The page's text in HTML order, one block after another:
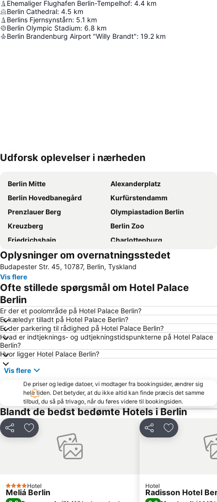
Ehemaliger Flughafen Berlin-Tempelhof: 4.4 km
Berlin Cathedral: 4.5 km
Berlins Fjernsynstårn: 5.1 km
Berlin Olympic Stadium: 6.8 km
Berlin Brandenburg Airport "Willy Brandt": 19.2 km
Udvid kort
Udforsk oplevelser i nærheden
Berlin Mitte
Alexanderplatz
Berlin Hovedbanegård
Kurfürstendamm
Prenzlauer Berg
Olympiastadion Berlin
Kreuzberg
Berlin Zoo
Friedrichshain
Charlottenburg
Brandenburger Tor
Uber Arena
Potsdamer Platz
KaDeWe
Alexanderplatz
Checkpoint Charlie
Charlottenburg-Wilmersdorf
Berlin Brandenburg lufthavn
Friedrichshain-Kreuzberg
Neukölln
Bahnhof Zoologischer Garten
Spandau
Max-Schmeling-Halle
Tiergarten
Kurfürstendamm Metro Station
Gendarmenmarkt
Wittenbergplatz
Messe Berline
Unter den Linden
Weihnachtsmarkt auf dem Alexanderplatz
Friedrichstrasse
Bahnhof Hackescher Markt
ZOB Berlin rutebilstation
Grünau
Olympia-Stadion Metro Station
Nollendorfplatz Metro Station
Huxleys Neue Welt
Wilmersdorf
Oplysninger om overnatningsstedet
Budapester Str. 45, 10787, Berlin, Tyskland
Vis flere
Ofte stillede spørgsmål om Hotel Palace
Berlin
Er der et poolområde på Hotel Palace Berlin?
Er kæledyr tilladt på Hotel Palace Berlin?
Er der parkering til rådighed på Hotel Palace Berlin?
Hvad er indtjeknings- og udtjekningstidspunkterne på Hotel Palace
Berlin?
Hvor ligger Hotel Palace Berlin?
Vis flere
De priser og ledige datoer, vi modtager fra bookingsider, ændrer sig
hele tiden. Det betyder, at du ikke altid kan finde præcis det samme
tilbud, du så på trivago, når du føres videre til bookingsiden.
Blandt de bedst bedømte Hotels i Berlin
Del Føj til favoritter
4 Stjerner
Hotel
Meliá Berlin
Del Føj til
Hotel
Radisson Hotel